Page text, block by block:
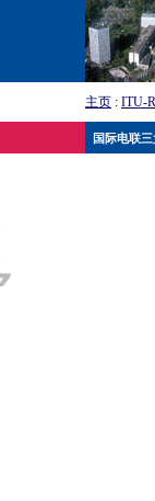
主页 : ITU-R
国际电联三